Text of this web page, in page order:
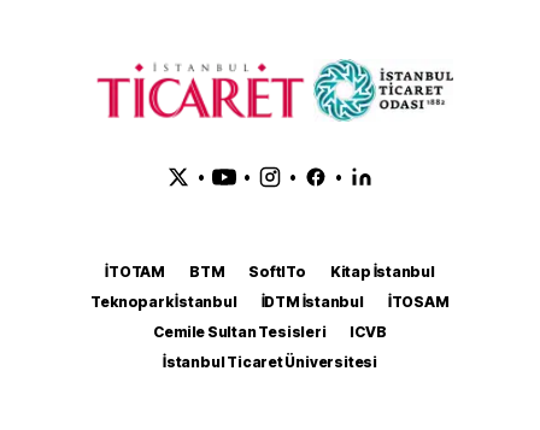
• • • •
İTOTAM BTM SoftITo
Kitap İstanbul
Teknopark İstanbul
İDTM İstanbul
İTOSAM
Cemile Sultan Tesisleri
ICVB
İstanbul Ticaret Üniversitesi